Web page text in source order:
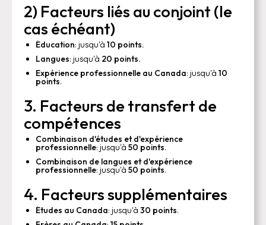
2) Facteurs liés au conjoint (le
cas échéant)
Éducation: jusqu'à 10 points.
Langues: jusqu'à 20 points.
Expérience professionnelle au Canada: jusqu'à 10
points.
3. Facteurs de transfert de
compétences
Combinaison d'études et d'expérience
professionnelle: jusqu'à 50 points.
Combinaison de langues et d'expérience
professionnelle: jusqu'à 50 points.
4. Facteurs supplémentaires
Études au Canada: jusqu'à 30 points.